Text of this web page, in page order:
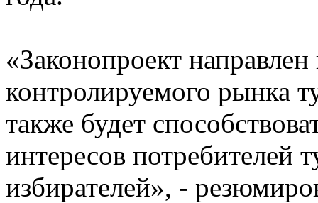
«Законопроект
контролируемого рынка
также будет
интересов потребителей
избирателей», -